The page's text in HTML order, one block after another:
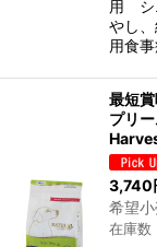
用 シ
やし
用食
最短
プリ
3,740
希望
在庫数